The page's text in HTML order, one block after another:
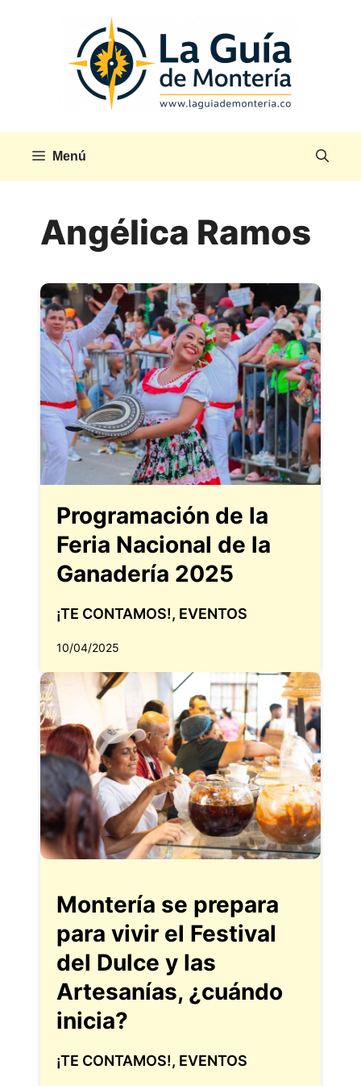
Menú
Angélica Ramos
Programación de la
Feria Nacional de la
Ganadería 2025
¡TE CONTAMOS!, EVENTOS
10/04/2025
Montería se prepara
para vivir el Festival
del Dulce y las
Artesanías, ¿cuándo
inicia?
¡TE CONTAMOS!, EVENTOS